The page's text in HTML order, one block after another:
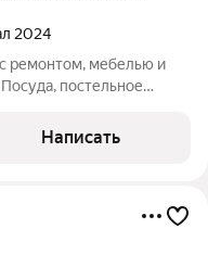
2024
ремонтом, мебелью и
постельное
себя. Качественно,
Написать